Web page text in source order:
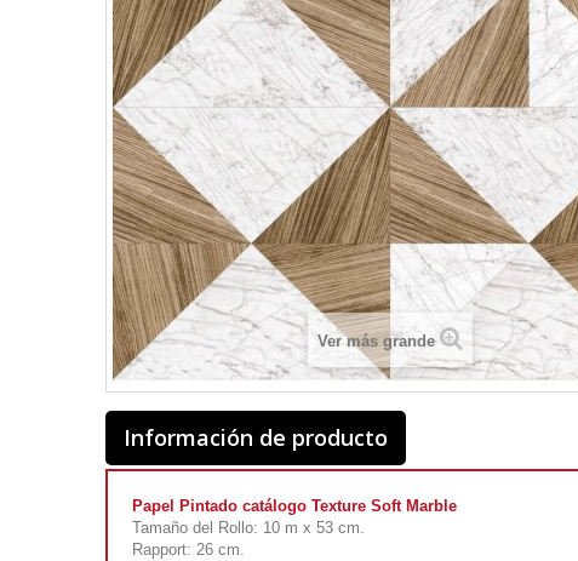
Ver más grande
Información de producto
Papel Pintado catálogo Texture Soft Marble
Tamaño del Rollo: 10 m x 53 cm.
Rapport: 26 cm.